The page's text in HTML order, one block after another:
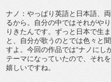
ナノ：やっぱり英語と日本語、
るから。自分の中ではそれがや
りきたんです。ずっと日本で生
と、自分が歌うのとでは色々と
すよ。今回の作品では“ナノにし
テーマになっていたので、それ
嬉しいですね。